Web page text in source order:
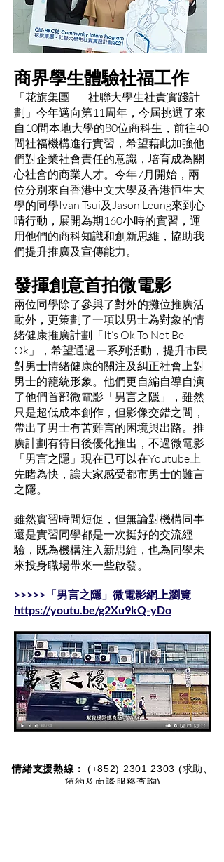
商界學生體驗社福工作
「花旗集團——社聯大學生社責實踐計
劃」今年邁向第11周年，今屆挑選了來
自10間本地大學的80位商科生，前往40
間社福機構進行實習，希望藉此加強他
們對企業社會責任的意識，培育成為關
心社會的商業人才。今年7月開始，兩
位分別來自香港中文大學及香港恒生大
學的同學Ivan Tsui及Jason Leung來到心
晴行動，展開為期160小時的實習，運
用他們的商科知識和創新思維，協助我
們提升推廣及宣傳能力。
發揮創意首拍微電影
兩位同學除了參與了對外的攤位推廣活
動外，更策劃了一項以男士為對象的情
緒健康推廣計劃「It’s Ok To Not Be
Ok」，希望通過一系列活動，提升市民
對男士情緒健康的關注及糾正社會上對
男士的籠統形象。他們更自編自導自演
了他們首部微電影「男言之隱」，雖然
只是超低成本創作，但影像交錯之間，
帶出了男士有苦難言的困境與出路。推
廣計劃有待日後優化推出，不過微電影
「男言之隱」現在已可以在Youtube上
先睹為快，讓大家感受都市男士的難言
之隱。
雖然實習時間短促，但無論對機構同事
還是實習同學都是一次挺好的交流經
驗，既為機構注入新思維，也為同學未
來投身職場帶來一些啟發。
>>>>>「男言之隱」微電影網上瀏覽
https://youtu.be/g2Xu9kQ-yDo
情緒支援熱線：​​ (+852) 2301 2303 (求助、
預約及面談服務查詢)